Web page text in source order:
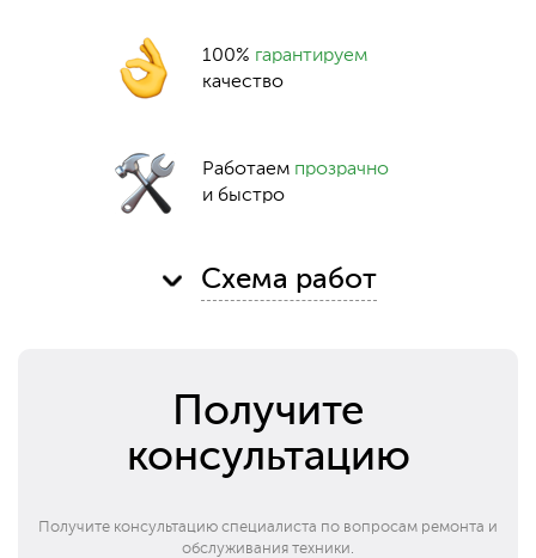
100% гарантируем
качество
Работаем прозрачно
и быстро
Схема работ
Получите
консультацию
Получите консультацию специалиста по вопросам ремонта и
обслуживания техники.